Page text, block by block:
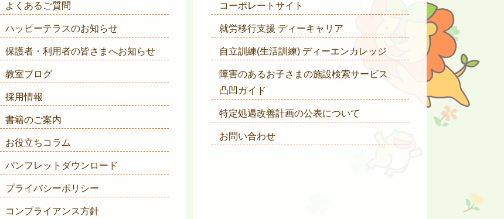
よくあるご質問
ハッピーテラスのお知らせ
保護者・利用者の皆さまへお知らせ
教室ブログ
採用情報
書籍のご案内
お役立ちコラム
パンフレットダウンロード
プライバシーポリシー
コンプライアンス方針
コーポレートサイト
就労移行支援 ディーキャリア
自立訓練(生活訓練) ディーエンカレッジ
障害のあるお子さまの施設検索サービス
凸凹ガイド
特定処遇改善計画の公表について
お問い合わせ